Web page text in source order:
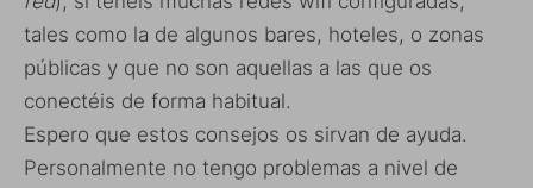
tales como la de algunos bares, hoteles, o zonas
públicas y que no son aquellas a las que os
conectéis de forma habitual.
Espero que estos consejos os sirvan de ayuda.
Personalmente no tengo problemas a nivel de